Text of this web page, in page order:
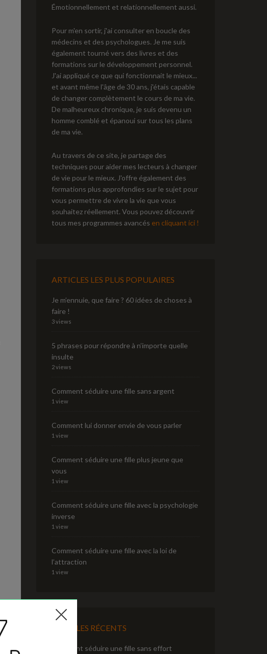
Émotionnellement et relationnellement aussi.
Pour m'en sortir, j'ai consulter en boucle des
médecins et des psychologues. Je me suis
également tourné vers des livres et des
formations sur le développement personnel.
J'ai appliqué ce que qui fonctionnait le mieux...
et avant même l'âge de 30 ans, j'étais capable
de changer complètement le cours de ma vie.
De malheureux chronique, je suis devenu un
homme comblé et épanoui sur tous les plans
de ma vie.
Au travers de ce site, je partage des
techniques pour aider mes lecteurs à changer
de vie pour le mieux. J'offre également des
formations plus approfondies sur le sujet pour
vous permettre de vivre la vie que vous
souhaitez réellement. Vous pouvez découvrir
tous mes programmes avancés en cliquant ici !
ARTICLES LES PLUS POPULAIRES
Je m’ennuie, que faire ? 60 idées de choses à
faire !
3 views
5 phrases pour répondre à n’importe quelle
insulte
2 views
Comment séduire une fille sans argent
1 view
Comment lui donner envie de vous parler
1 view
Comment séduire une fille plus jeune que
vous
1 view
Comment séduire une fille avec la psychologie
inverse
1 view
Comment séduire une fille avec la loi de
l’attraction
1 view
ARTICLES RÉCENTS
Comment séduire une fille sans effort